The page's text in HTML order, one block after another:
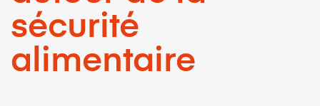
sécurité
alimentaire